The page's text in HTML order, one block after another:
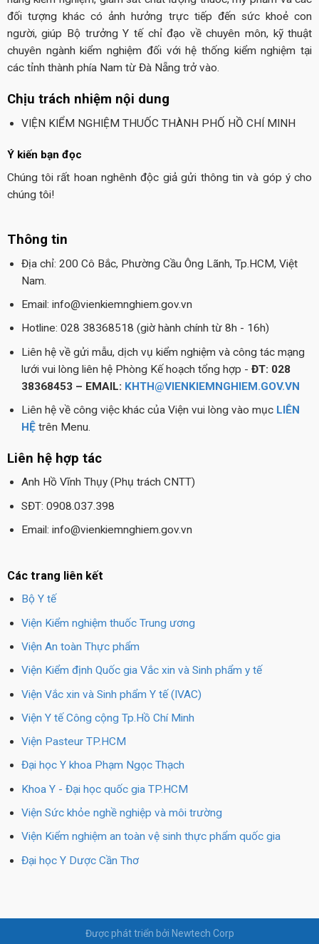
đối tượng khác có ảnh hưởng trực tiếp đến sức khoẻ con
người, giúp Bộ trưởng Y tế chỉ đạo về chuyên môn, kỹ thuật
chuyên ngành kiểm nghiệm đối với hệ thống kiểm nghiệm tại
các tỉnh thành phía Nam từ Đà Nẵng trở vào.
Chịu trách nhiệm nội dung
VIỆN KIỂM NGHIỆM THUỐC THÀNH PHỐ HỒ CHÍ MINH
Ý kiến bạn đọc
Chúng tôi rất hoan nghênh độc giả gửi thông tin và góp ý cho
chúng tôi!
Thông tin
Địa chỉ: 200 Cô Bắc, Phường Cầu Ông Lãnh, Tp.HCM, Việt
Nam.
Email: info@vienkiemnghiem.gov.vn
Hotline: 028 38368518 (giờ hành chính từ 8h - 16h)
Liên hệ về gửi mẫu, dịch vụ kiểm nghiệm và công tác mạng
lưới vui lòng liên hệ Phòng Kế hoạch tổng hợp - ĐT: 028
38368453 – EMAIL: KHTH@VIENKIEMNGHIEM.GOV.VN
Liên hệ về công việc khác của Viện vui lòng vào mục LIÊN
HỆtrên Menu.
Liên hệ hợp tác
Anh Hồ Vĩnh Thụy (Phụ trách CNTT)
SĐT: 0908.037.398
Email: info@vienkiemnghiem.gov.vn
Các trang liên kết
Bộ Y tế
Viện Kiểm nghiệm thuốc Trung ương
Viện An toàn Thực phẩm
Viện Kiểm định Quốc gia Vắc xin và Sinh phẩm y tế
Viện Vắc xin và Sinh phẩm Y tế (IVAC)
Viện Y tế Công cộng Tp.Hồ Chí Minh
Viện Pasteur TP.HCM
Đại học Y khoa Phạm Ngọc Thạch
Khoa Y - Đại học quốc gia TP.HCM
Viện Sức khỏe nghề nghiệp và môi trường
Viện Kiểm nghiệm an toàn vệ sinh thực phẩm quốc gia
Đại học Y Dược Cần Thơ
Được phát triển bởi Newtech Corp